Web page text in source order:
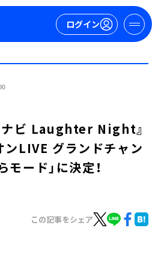
ログイン
ナビ Laughter Night』
LIVE グランドチャン
モード」に決定！
この記事をシェア